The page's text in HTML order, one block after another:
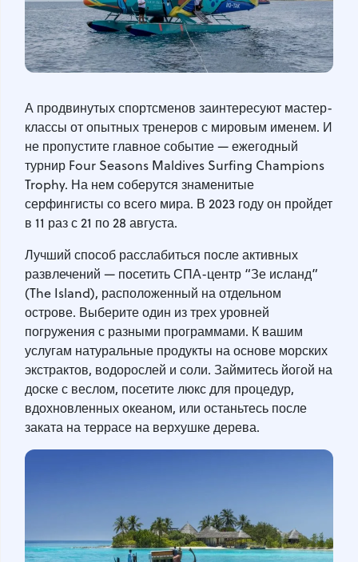
А продвинутых спортсменов заинтересуют мастер-
классы от опытных тренеров с мировым именем. И
не пропустите главное событие — ежегодный
турнир Four Seasons Maldives Surfing Champions
Trophy. На нем соберутся знаменитые
серфингисты со всего мира. В 2023 году он пройдет
в 11 раз с 21 по 28 августа.
Лучший способ расслабиться после активных
развлечений — посетить СПА-центр “Зе исланд”
(The Island), расположенный на отдельном
острове. Выберите один из трех уровней
погружения с разными программами. К вашим
услугам натуральные продукты на основе морских
экстрактов, водорослей и соли. Займитесь йогой на
доске с веслом, посетите люкс для процедур,
вдохновленных океаном, или останьтесь после
заката на террасе на верхушке дерева.